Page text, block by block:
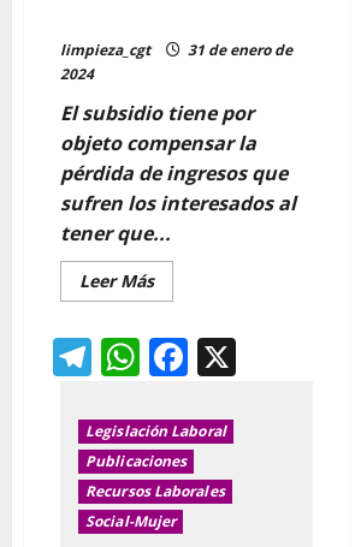
limpieza_cgt
31 de enero de
2024
El subsidio tiene por
objeto compensar la
pérdida de ingresos que
sufren los interesados al
tener que...
Leer MásLeer
más
AYUDAS
POR
HIJOS
HIJⒶS
CON
ENFERMEDAD
GRAVE
Telegram
WhatsApp
Facebook
Legislación Laboral
Publicaciones
Recursos Laborales
Social-Mujer